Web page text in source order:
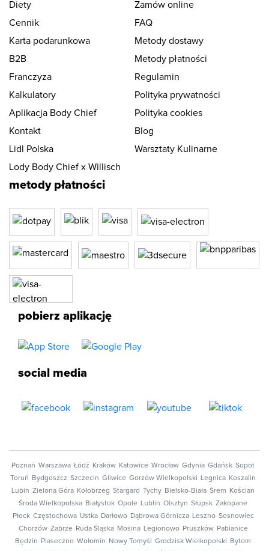
Diety
Zamów online
Cennik
FAQ
Karta podarunkowa
Metody dostawy
B2B
Metody płatności
Franczyza
Regulamin
Kalkulatory
Polityka prywatności
Aplikacja Body Chief
Polityka cookies
Kontakt
Blog
Lidl Polska
Warsztaty Kulinarne
Lody Body Chief x Willisch
metody płatności
pobierz aplikację
social media
Poznań Warszawa Łódź Kraków Katowice Wrocław Gdynia Gdańsk Sopot
Toruń
Bydgoszcz Szczecin Gliwice Gorzów Wielkopolski Legnica Koszalin
Lubin Zielona Góra Kołobrzeg Stargard Tychy Bielsko-Biała Śrem
Kościan
Środa Wielkopolska Białystok Opole Lublin Olsztyn Słupsk Zakopane
Płock Częstochowa Ustka Darłowo Dąbrowa Górnicza Leszno Sosnowiec
Chorzów Zabrze Ruda Śląska Mosina Legionowo Pruszków
Pabianice
Będzin
Piaseczno Wołomin Nowy Tomyśl Grodzisk Wielkopolski
Bytom